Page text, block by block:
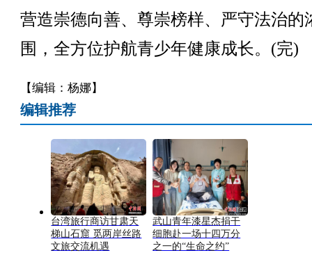
营造崇德向善、尊崇榜样、严守法治的
围，全方位护航青少年健康成长。(完)
【编辑：杨娜】
编辑推荐
台湾旅行商访甘肃天
梯山石窟 觅两岸丝路
文旅交流机遇
武山青年漆星杰捐干
细胞赴一场十四万分
之一的“生命之约”